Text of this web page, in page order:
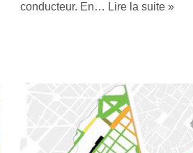
conducteur. En… Lire la suite »